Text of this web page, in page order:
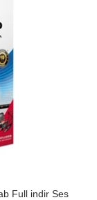
Full indir Ses